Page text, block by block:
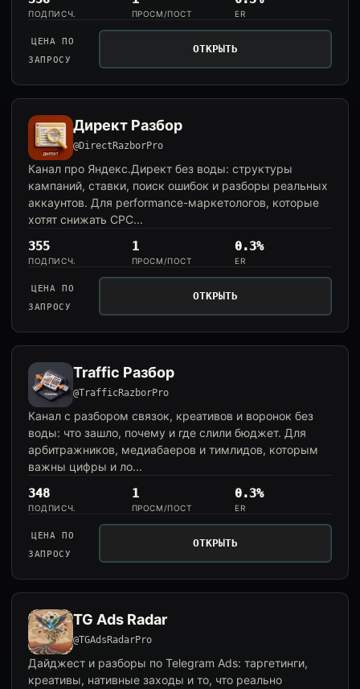
ПОДПИСЧ. ПРОСМ/ПОСТ ER
ЦЕНА ПО
ЗАПРОСУ
ОТКРЫТЬ
Директ Разбор
@DirectRazborPro
Канал про Яндекс.Директ без воды: структуры
кампаний, ставки, поиск ошибок и разборы реальных
аккаунтов. Для performance-маркетологов, которые
хотят снижать CPC...
355
ПОДПИСЧ.
1
ПРОСМ/ПОСТ
0.3%
ER
ЦЕНА ПО
ЗАПРОСУ
ОТКРЫТЬ
Traffic Разбор
@TrafficRazborPro
Канал с разбором связок, креативов и воронок без
воды: что зашло, почему и где слили бюджет. Для
арбитражников, медиабаеров и тимлидов, которым
важны цифры и ло...
348
ПОДПИСЧ.
1
ПРОСМ/ПОСТ
0.3%
ER
ЦЕНА ПО
ЗАПРОСУ
ОТКРЫТЬ
TG Ads Radar
@TGAdsRadarPro
Дайджест и разборы по Telegram Ads: таргетинги,
креативы, нативные заходы и то, что реально